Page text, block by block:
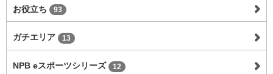
お役立ち 93
ガチエリア 13
NPB eスポーツシリーズ 12